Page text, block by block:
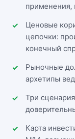
применения,
Ценовые
цепочки:
конечный
Рыночные
архетипы
Три
Карта